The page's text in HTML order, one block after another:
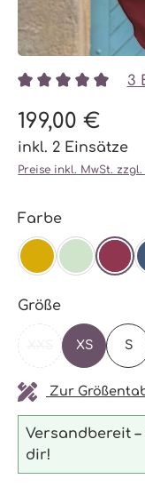
3
199,00 €
inkl. 2 Einsätze
Preise inkl. MwSt.
Farbeauswählen
SENF MINT
Größeauswählen
(DIESE OPTION
XS S
Zur
Versandbereit
dir!